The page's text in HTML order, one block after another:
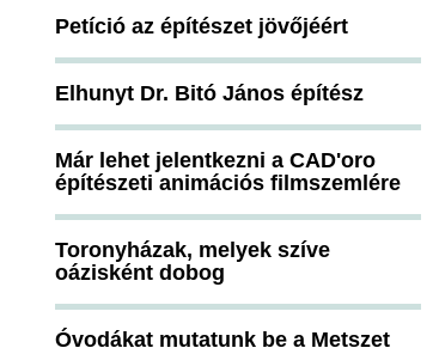
Petíció az építészet jövőjéért
Elhunyt Dr. Bitó János építész
Már lehet jelentkezni a CAD'oro
építészeti animációs filmszemlére
Toronyházak, melyek szíve
oázisként dobog
Óvodákat mutatunk be a Metszet